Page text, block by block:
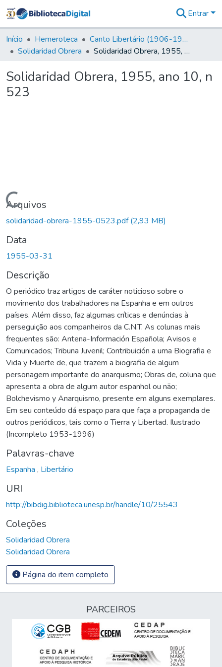
&
Coleções
Tudo na
Digital
Entrar
Início Hemeroteca
Canto Libertário (1906-1995)
Solidaridad Obrera
Solidaridad Obrera, 1955, ano 10, n 523
Solidaridad Obrera, 1955, ano 10, n
523
Carregando...
Arquivos
solidaridad-obrera-1955-0523.pdf(2,93 MB)
Data
1955-03-31
Descrição
O periódico traz artigos de caráter noticioso sobre o
movimento dos trabalhadores na Espanha e em outros
países. Além disso, faz algumas críticas e denúncias à
perseguição aos companheiros da C.N.T. As colunas mais
frequentes são: Antena-Información Española; Avisos e
Comunicados; Tribuna Juvenil; Contribuición a uma Biografia e
Vida y Muerte de, que trazem a biografia de algum
personagem importante do anarquismo; Obras de, coluna que
apresenta a obra de algum autor espanhol ou não;
Bolchevismo y Anarquismo, presente em alguns exemplares.
Em seu conteúdo dá espaço para que faça a propaganda de
outros periódicos, tais como o Tierra y Libertad. Ilustrado
(Incompleto 1953-1996)
Palavras-chave
Espanha , Libertário
URI
http://bibdig.biblioteca.unesp.br/handle/10/25543
Coleções
Solidaridad Obrera
Solidaridad Obrera
Página do item completo
PARCEIROS